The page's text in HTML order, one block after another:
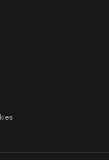
Facebook
on Instagram
Thule on